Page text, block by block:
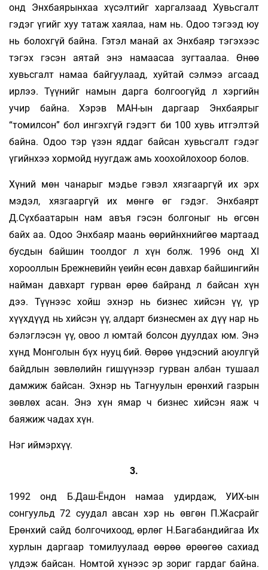
онд Энхбаярынхаа хүсэлтийг харгалзаад Хувьсгалт
гэдэг үгийг хуу татаж хаялаа, нам нь. Одоо тэгээд юу
нь болохгүй байна. Гэтэл манай ах Энхбаяр тэгэхээс
тэгэх гэсэн аятай энэ намаасаа зугтаалаа. Өнөө
хувьсгалт намаа байгуулаад, хуйтай сэлмээ агсаад
ирлээ. Түүнийг намын дарга болгоогүйд л хэргийн
учир байна. Хэрэв МАН-ын даргаар Энхбаярыг
“томилсон” бол ингэхгүй гэдэгт би 100 хувь итгэлтэй
байна. Одоо тэр үзэн яддаг байсан хувьсгалт гэдэг
үгийнхээ хормойд нуугдаж амь хоохойлохоор болов.
Хүний мөн чанарыг мэдье гэвэл хязгааргүй их эрх
мэдэл, хязгааргүй их мөнгө өг гэдэг. Энх­баярт
Д.Сүхбаатарын нам авъя гэсэн болгоныг нь өгсөн
байх аа. Одоо Энхбаяр маань өөрийнхнийгөө мартаад
бусдын байшин тоолдог л хүн болж. 1996 онд XI
хорооллын Брежневийн үеийн есөн давхар байшингийн
найман давхарт гурван өрөө байранд л байсан хүн
дээ. Түүнээс хойш эхнэр нь бизнес хийсэн үү, үр
хүүхдүүд нь хийсэн үү, алдарт бизнесмен ах дүү нар нь
бэлэглэсэн үү, овоо л юмтай болсон дуулдах юм. Энэ
хүнд Монголын бүх нууц бий. Өөрөө үндэсний аюулгүй
байдлын зөвлөлийн гишүүнээр гурван албан тушаал
дамжиж байсан. Эхнэр нь Тагнуулын ерөнхий газрын
зөвлөх асан. Энэ хүн ямар ч бизнес хийсэн яаж ч
баяжиж чадах хүн.
Нэг иймэрхүү.
3.
1992 онд Б.Даш-Ёндон намаа удирдаж, УИХ-ын
сонгуульд 72 суудал авсан хэр нь өвгөн П.Жасрайг
Ерөнхий сайд болгочихоод, өрлөг Н.Багабандийгаа Их
хурлын даргаар томилуулаад өөрөө өрөөгөө сахиад
үлдэж байсан. Номтой хүнээс эр зориг гардаг байна.